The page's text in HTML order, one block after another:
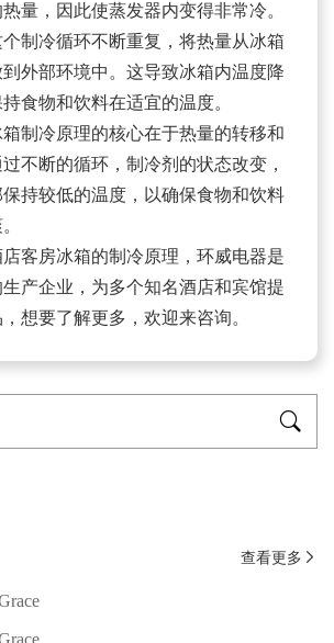
量，因此使蒸发器内变得非常冷。
冷循环不断重复，将热量从冰箱
外部环境中。这导致冰箱内温度降
食物和饮料在适宜的温度。
冷原理的核心在于热量的转移和
不断的循环，制冷剂的状态改变，
持较低的温度，以确保食物和饮料
房冰箱的制冷原理，环威电器是
产企业，为多个知名酒店和宾馆提
想要了解更多，欢迎来咨询。

查看更多 